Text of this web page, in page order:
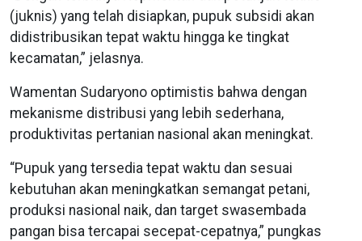
(juknis) yang telah disiapkan, pupuk subsidi akan
didistribusikan tepat waktu hingga ke tingkat
kecamatan,” jelasnya.
Wamentan Sudaryono optimistis bahwa dengan
mekanisme distribusi yang lebih sederhana,
produktivitas pertanian nasional akan meningkat.
“Pupuk yang tersedia tepat waktu dan sesuai
kebutuhan akan meningkatkan semangat petani,
produksi nasional naik, dan target swasembada
pangan bisa tercapai secepat-cepatnya,” pungkas